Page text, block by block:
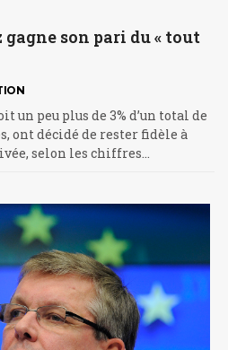
gagne son pari du « tout
un peu plus de 3% d’un total de
ont décidé de rester fidèle à
selon les chiffres…